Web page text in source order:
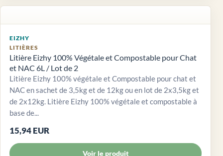
EIZHY
LITIÈRES
Litière Eizhy 100% Végétale et Compostable pour Chat
et NAC 6L / Lot de 2
Litière Eizhy 100% végétale et Compostable pour chat et
NAC en sachet de 3,5kg et de 12kg ou en lot de 2x3,5kg et
de 2x12kg. Litière Eizhy 100% végétale et compostable à
base de...
15,94 EUR
Voir le produit